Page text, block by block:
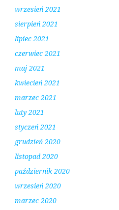
wrzesień 2021
sierpień 2021
lipiec 2021
czerwiec 2021
maj 2021
kwiecień 2021
marzec 2021
luty 2021
styczeń 2021
grudzień 2020
listopad 2020
październik 2020
wrzesień 2020
marzec 2020